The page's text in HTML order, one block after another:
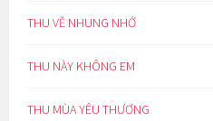
THU VỀ NHUNG NHỚ
THU NÀY KHÔNG EM
THU MÙA YÊU THƯƠNG